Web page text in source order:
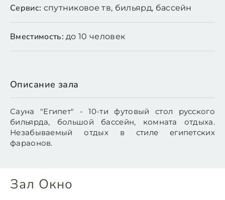
Сервис: спутниковое тв, бильярд, бассейн
Вместимость: до 10 человек
Описание зала
Сауна "Египет" - 10-ти футовый стол русского
бильярда, большой бассейн, комната отдыха.
Незабываемый отдых в стиле египетских
фараонов.
Зал Окно